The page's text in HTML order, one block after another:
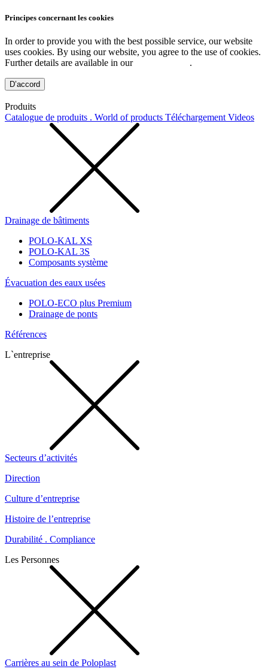
Principes concernant les cookies
In order to provide you with the best possible service, our website
uses cookies. By using our website, you agree to the use of cookies.
Further details are available in our
.
D’accord
Produits
Catalogue de produits . World of products Téléchargement Videos
Drainage de bâtiments
POLO-KAL XS
POLO-KAL 3S
Composants système
Évacuation des eaux usées
POLO-ECO plus Premium
Drainage de ponts
Références
L`entreprise
Secteurs d’activités
Direction
Culture d’entreprise
Histoire de l’entreprise
Durabilité . Compliance
Les Personnes
Carrières au sein de Poloplast